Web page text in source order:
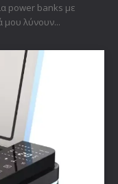
power banks με
μου λύνουν...